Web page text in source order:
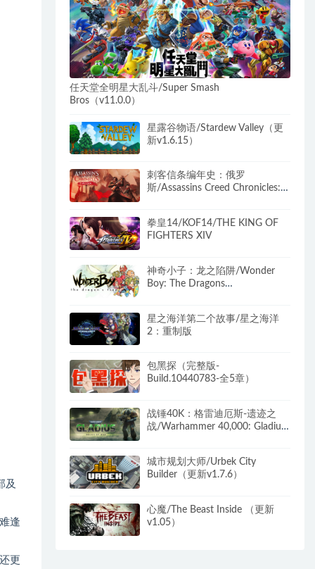
及
逢
更
任天堂全明星大乱斗/Super Smash
Bros（v11.0.0）
星露谷物语/Stardew Valley（更
新v1.6.15）
刺客信条编年史：俄罗
斯/Assassins Creed Chronicles:
拳皇14/KOF14/THE KING OF
FIGHTERS XIV
神奇小子：龙之陷阱/Wonder
Boy: The Dragons
星之海洋第二个故事/星之海洋
2：重制版
包黑探（完整版-
Build.10440783-全5章）
战锤40K：格雷迪厄斯-遗迹之
战/Warhammer 40,000: Gladius
城市规划大师/Urbek City
Builder（更新v1.7.6）
心魔/The Beast Inside （更新
v1.05）